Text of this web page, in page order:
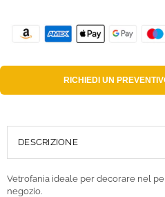
RICHIEDI UN
DESCRIZIONE
Vetrofania ideale per decorare nel
negozio.